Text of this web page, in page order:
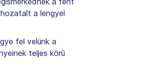
a lengyel
fel velünk a
teljes körű